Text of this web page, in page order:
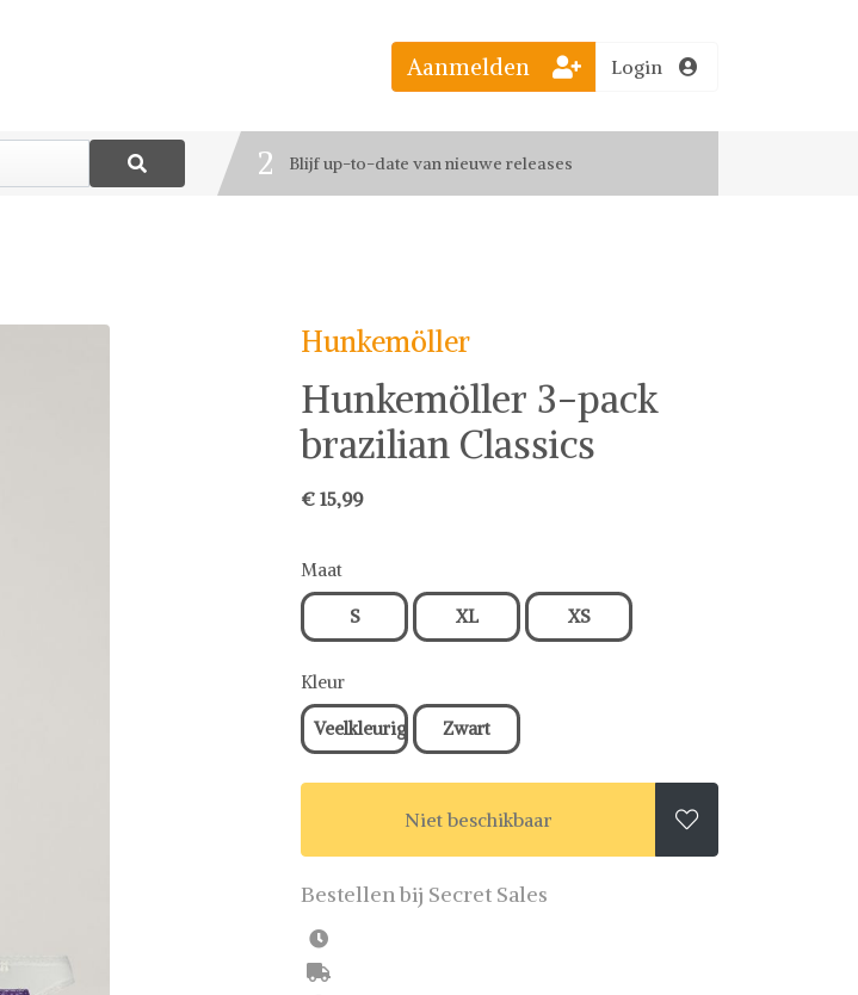
Bestel jouw favoriete looks
2 Blijf up-to-date van nieuwe releases
Aanmelden Login
Hunkemöller
Hunkemöller 3-pack
brazilian Classics
€ 15,99
Maat
S XL XS
Kleur
Veelkleurig Zwart
Niet beschikbaar 
Bestellen bij Secret Sales